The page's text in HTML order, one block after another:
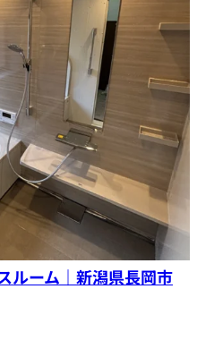
ルーム｜新潟県長岡市